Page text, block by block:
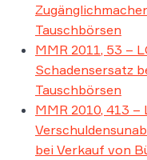
Tauschbörsen
MMR 2011, 53 –
Schadensersatz
Tauschbörsen
MMR 2010, 413 –
bei Verkauf von